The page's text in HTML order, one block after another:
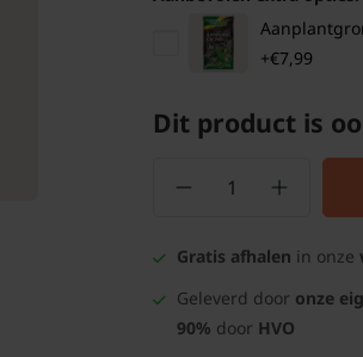
+€7,99
Dit product is
Gratis afhalen in onze
Geleverd door onze
90% door HVO